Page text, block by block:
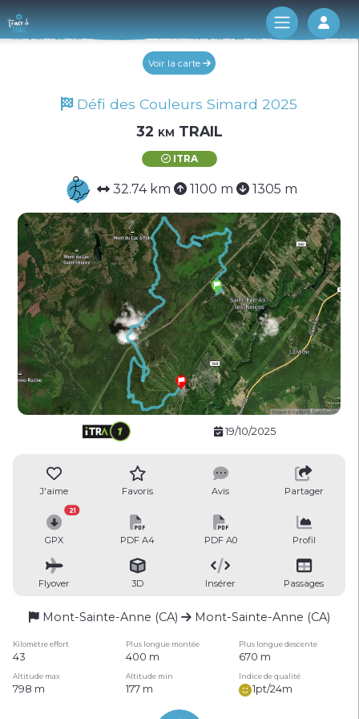
Log
Voir la carte
Défi des Couleurs Simard 2025
32 km TRAIL
ITRA
32.74 km 1100 m 1305 m
19/10/2025
J'aime Favoris Avis Partager
GPX
21
PDF A4 PDF A0 Profil
Flyover 3D Insérer Passages
Mont-Sainte-Anne (CA) Mont-Sainte-Anne (CA)
Kilomètre effort Plus longue montée Plus longue descente
43 400 m 670 m
Altitude max Altitude min Indice de qualité
798 m 177 m 1pt/24m